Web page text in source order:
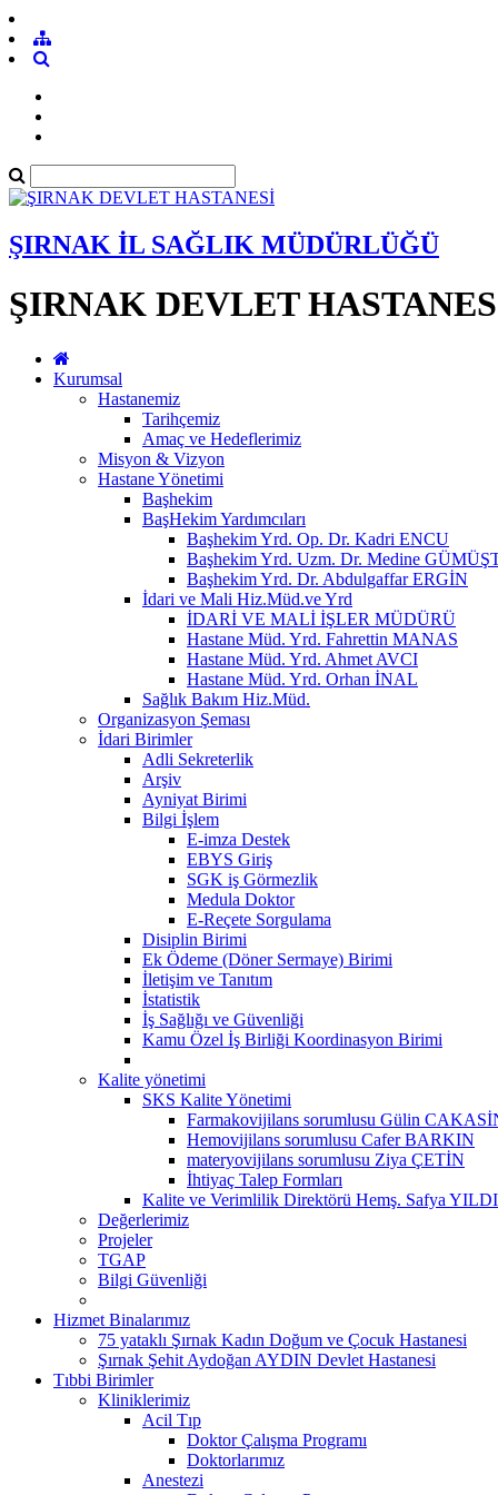
ŞIRNAK İL SAĞLIK MÜDÜRLÜĞÜ
ŞIRNAK DEVLET
Kurumsal
Hastanemiz
Tarihçemiz
Amaç ve Hedeflerimiz
Misyon & Vizyon
Hastane Yönetimi
Başhekim
BaşHekim Yardımcıları
Başhekim Yrd. Op. Dr. Kadri ENCU
Başhekim Yrd. Uzm. Dr. Medine
Başhekim Yrd. Dr. Abdulgaffar ERGİN
İdari ve Mali Hiz.Müd.ve Yrd
İDARİ VE MALİ İŞLER MÜDÜRÜ
Hastane Müd. Yrd. Fahrettin MANAS
Hastane Müd. Yrd. Ahmet AVCI
Hastane Müd. Yrd. Orhan İNAL
Sağlık Bakım Hiz.Müd.
Organizasyon Şeması
İdari Birimler
Adli Sekreterlik
Arşiv
Ayniyat Birimi
Bilgi İşlem
E-imza Destek
EBYS Giriş
SGK iş Görmezlik
Medula Doktor
E-Reçete Sorgulama
Disiplin Birimi
Ek Ödeme (Döner Sermaye) Birimi
İletişim ve Tanıtım
İstatistik
İş Sağlığı ve Güvenliği
Kamu Özel İş Birliği Koordinasyon Birimi
Kalite yönetimi
SKS Kalite Yönetimi
Farmakovijilans sorumlusu Gülin
Hemovijilans sorumlusu Cafer BARKIN
materyovijilans sorumlusu Ziya ÇETİN
İhtiyaç Talep Formları
Kalite ve Verimlilik Direktörü Hemş. Safya
Değerlerimiz
Projeler
TGAP
Bilgi Güvenliği
Hizmet Binalarımız
75 yataklı Şırnak Kadın Doğum ve Çocuk Hastanesi
Şırnak Şehit Aydoğan AYDIN Devlet Hastanesi
Tıbbi Birimler
Kliniklerimiz
Acil Tıp
Doktor Çalışma Programı
Doktorlarımız
Anestezi